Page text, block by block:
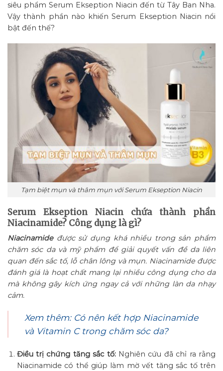
siêu phẩm Serum Ekseption Niacin đến từ Tây Ban Nha.
Vậy thành phần nào khiến Serum Ekseption Niacin nổi
bật đến thế?
Tạm biệt mụn và thâm mụn với Serum Ekseption Niacin
Serum Ekseption Niacin chứa thành phần
Niacinamide? Công dụng là gì?
Niacinamideđược sử dụng khá nhiều trong sản phẩm
chăm sóc da và mỹ phẩm để giải quyết vấn đề da liên
quan đến sắc tố, lỗ chân lông và mụn. Niacinamide được
đánh giá là hoạt chất mang lại nhiều công dụng cho da
mà không gây kích ứng ngay cả với những làn da nhạy
cảm.
Xem thêm: Có nên kết hợp Niacinamide
và Vitamin C trong chăm sóc da?
Điều trị chứng tăng sắc tố: Nghiên cứu đã chỉ ra rằng
Niacinamide có thể giúp làm mờ vết tăng sắc tố trên